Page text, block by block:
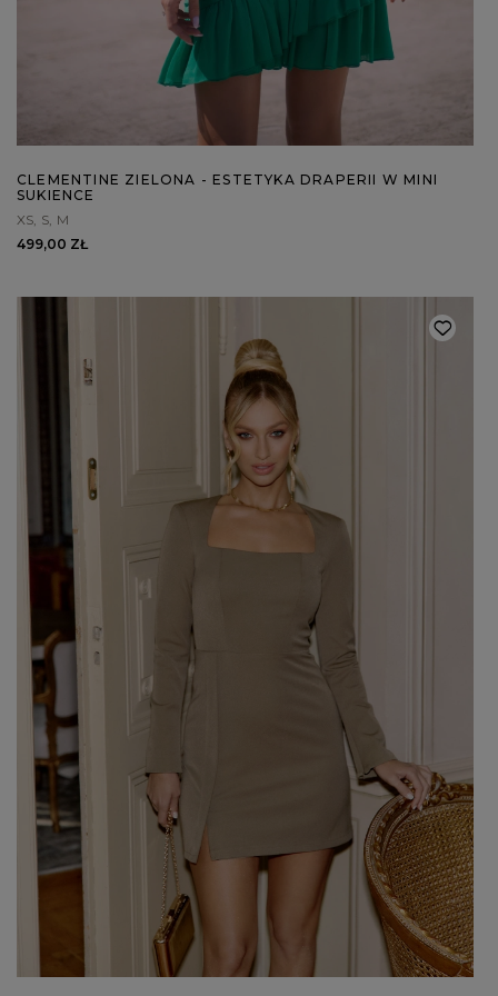
STUDNIÓWKA
ASYMETRYCZNE
BOHO
DZIANINOWE
Z CEKINAMI
DLA KOBIET W CIĄŻY
ZOBACZ WSZYSTKIE ODKRYJ NOWOŚCI
CLEMENTINE ZIELONA - ESTETYKA DRAPERII W MINI
SUKIENCE
XS S M
499,00 ZŁ